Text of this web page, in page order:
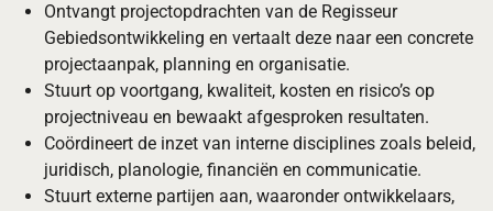
Ontvangt projectopdrachten van de Regisseur
Gebiedsontwikkeling en vertaalt deze naar een concrete
projectaanpak, planning en organisatie.
Stuurt op voortgang, kwaliteit, kosten en risico’s op
projectniveau en bewaakt afgesproken resultaten.
Coördineert de inzet van interne disciplines zoals beleid,
juridisch, planologie, financiën en communicatie.
Stuurt externe partijen aan, waaronder ontwikkelaars,